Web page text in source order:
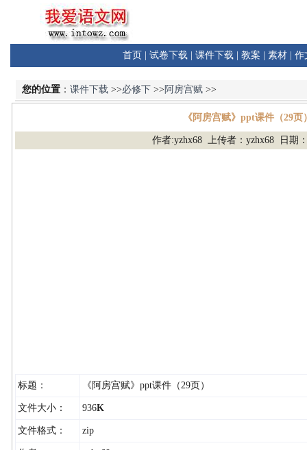
首页 试卷下载 课件下载 教案 素材 作
您的位置 ： 课件下载 >>必修下 >> 阿房宫赋 >>
《阿房宫赋》ppt课件（29页
作者:yzhx68 上传者：yzhx68 日期
标题： 《阿房宫赋》ppt课件（29页）
文件大小： 936K
文件格式： zip